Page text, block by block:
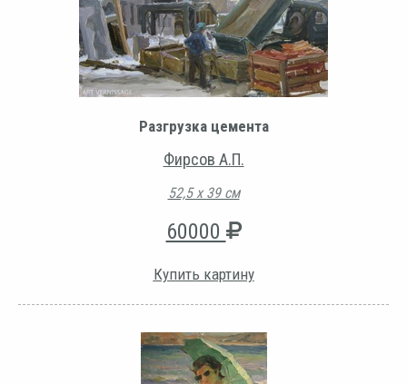
Разгрузка цемента
Фирсов А.П.
52,5 х 39 см
60000
Купить картину